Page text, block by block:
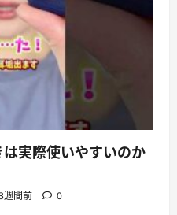
実際使いやすいのか
週間前 0